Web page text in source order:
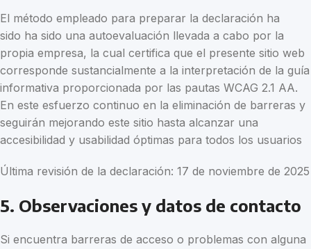
El método empleado para preparar la declaración ha
sido ha sido una autoevaluación llevada a cabo por la
propia empresa, la cual certifica que el presente sitio web
corresponde sustancialmente a la interpretación de la guía
informativa proporcionada por las pautas WCAG 2.1 AA.
En este esfuerzo continuo en la eliminación de barreras y
seguirán mejorando este sitio hasta alcanzar una
accesibilidad y usabilidad óptimas para todos los usuarios
Última revisión de la declaración: 17 de noviembre de 2025
5. Observaciones y datos de contacto
Si encuentra barreras de acceso o problemas con alguna